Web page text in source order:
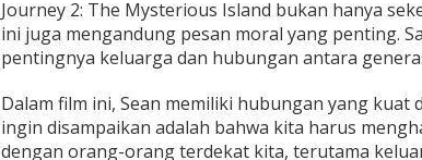
Journey 2: The Mysterious Island bukan hanya
ini juga mengandung pesan moral yang penting.
pentingnya keluarga dan hubungan antara
Dalam film ini, Sean memiliki hubungan yang kuat
ingin disampaikan adalah bahwa kita harus
dengan orang-orang terdekat kita, terutama